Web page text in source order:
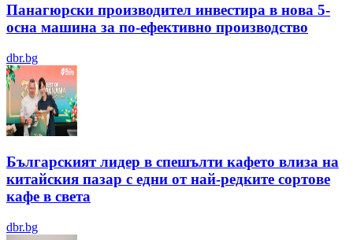
Панагюрски производител инвестира в нова 5-
осна машина за по-ефективно производство
dbr.bg
Българският лидер в спешълти кафето влиза на
китайския пазар с едни от най-редките сортове
кафе в света
dbr.bg